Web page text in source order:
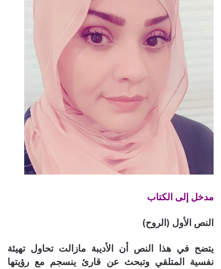
مدخل إلى الكتاب
النص الأول (الروح)
يتضح في هذا النص أن الأديبة مازالت تحاول تهيئة
نفسية المتلقي وتبحث عن قارئ ينسجم مع رؤيتها